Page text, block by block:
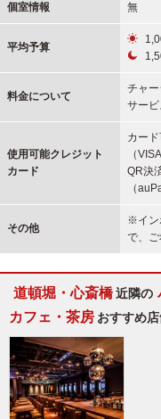
個室情報 無
平均予算
料金について
チャ
サー
使用可能クレジット
カード
カー
（
QR決
（
その他
※イン
で、ご
道頓堀・心斎橋近隣の
カフェ・茶房 おすすめ